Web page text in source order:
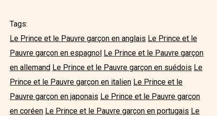
Tags:
Le Prince et le Pauvre garçon en anglais Le Prince et le
Pauvre garçon en espagnol Le Prince et le Pauvre garçon
en allemand Le Prince et le Pauvre garçon en suédois Le
Prince et le Pauvre garçon en italien Le Prince et le
Pauvre garçon en japonais Le Prince et le Pauvre garçon
en coréen Le Prince et le Pauvre garçon en portugais Le